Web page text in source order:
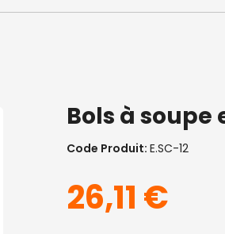
Bols à soupe
Code Produit: E.SC-12
26,11 €